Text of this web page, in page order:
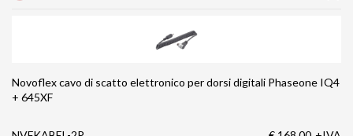
Novoflex cavo di scatto elettronico per dorsi digitali Phaseone IQ4
+ 645XF